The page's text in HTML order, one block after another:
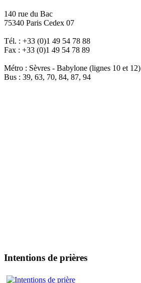
140 rue du Bac
75340 Paris Cedex 07
Tél. : +33 (0)1 49 54 78 88
Fax : +33 (0)1 49 54 78 89
Métro : Sèvres - Babylone (lignes 10 et 12)
Bus : 39, 63, 70, 84, 87, 94
Intentions de prières